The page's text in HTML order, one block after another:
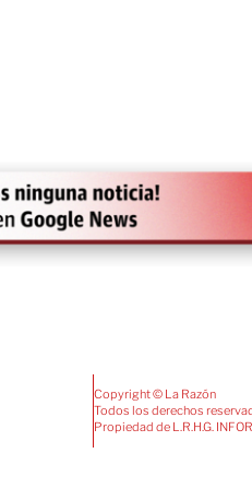
Copyright © La Razón
Todos los derechos
Propiedad de L.R.H.G.